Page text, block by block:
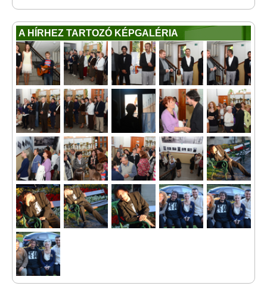
A HÍRHEZ TARTOZÓ KÉPGALÉRIA